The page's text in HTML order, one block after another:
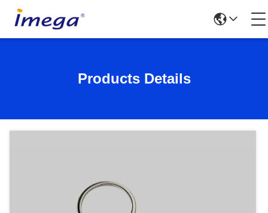
Products Details